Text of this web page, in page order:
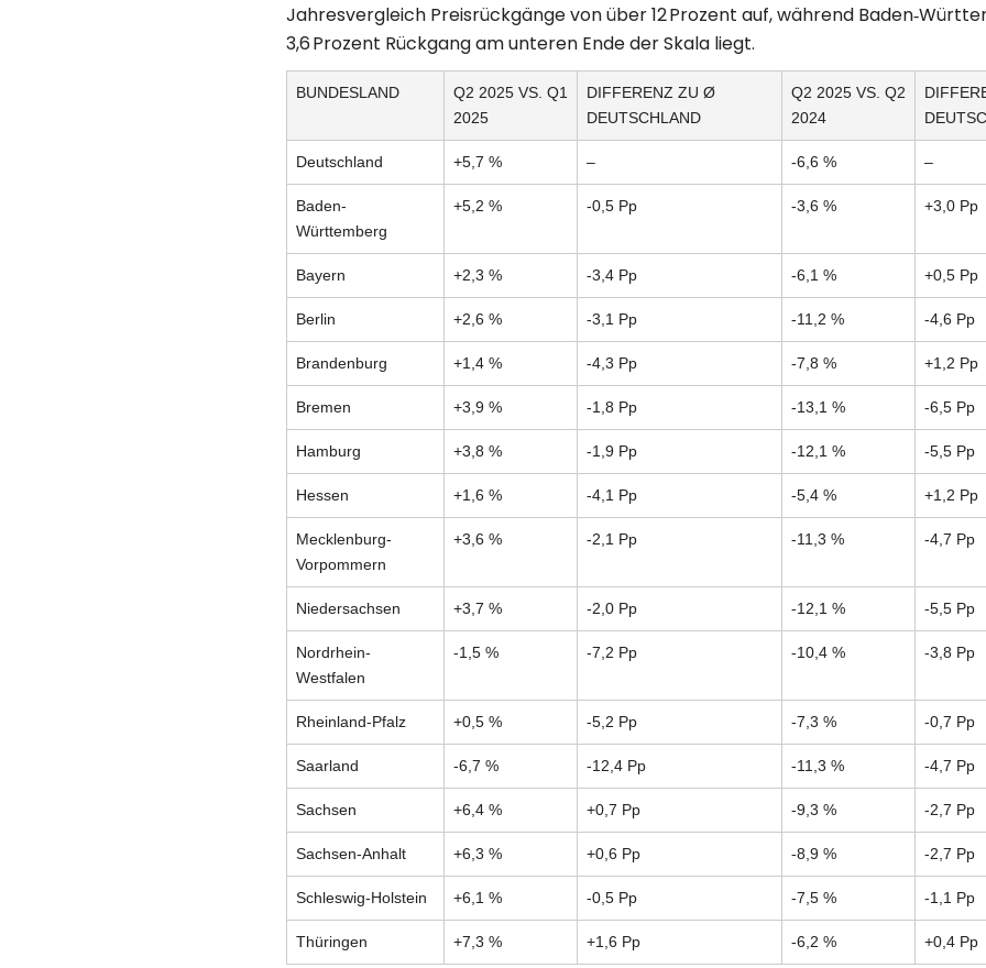
Jahresvergleich Preisrückgänge von über 12 Prozent auf, während
3,6 Prozent Rückgang am unteren Ende der Skala liegt.
BUNDESLAND
Q2 2025 VS. Q1
2025
DIFFERENZ ZU Ø
DEUTSCHLAND
Q2 2025 VS. Q2
2024
Deutschland +5,7 % – -6,6 % –
Baden-
Württemberg
+5,2 % -0,5 Pp -3,6 % +3,0 Pp
Bayern +2,3 % -3,4 Pp -6,1 % +0,5 Pp
Berlin +2,6 % -3,1 Pp -11,2 % -4,6 Pp
Brandenburg +1,4 % -4,3 Pp -7,8 % +1,2 Pp
Bremen +3,9 % -1,8 Pp -13,1 % -6,5 Pp
Hamburg +3,8 % -1,9 Pp -12,1 % -5,5 Pp
Hessen +1,6 % -4,1 Pp -5,4 % +1,2 Pp
Mecklenburg-
Vorpommern
+3,6 % -2,1 Pp -11,3 % -4,7 Pp
Niedersachsen +3,7 % -2,0 Pp -12,1 % -5,5 Pp
Nordrhein-
Westfalen
-1,5 % -7,2 Pp -10,4 % -3,8 Pp
Rheinland-Pfalz +0,5 % -5,2 Pp -7,3 % -0,7 Pp
Saarland -6,7 % -12,4 Pp -11,3 % -4,7 Pp
Sachsen +6,4 % +0,7 Pp -9,3 % -2,7 Pp
Sachsen-Anhalt +6,3 % +0,6 Pp -8,9 % -2,7 Pp
Schleswig-Holstein +6,1 % -0,5 Pp -7,5 % -1,1 Pp
Thüringen +7,3 % +1,6 Pp -6,2 % +0,4 Pp